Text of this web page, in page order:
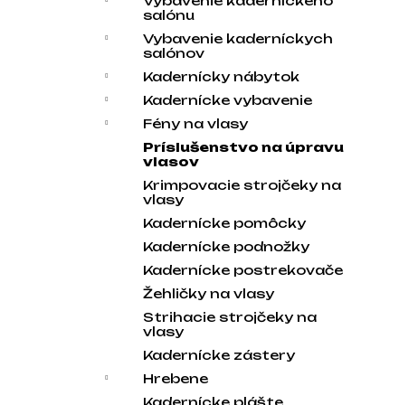
salónu
Vybavenie kaderníckych
salónov
Kadernícky nábytok
Kadernícke vybavenie
Fény na vlasy
Príslušenstvo na úpravu
vlasov
Krimpovacie strojčeky na
vlasy
Kadernícke pomôcky
Kadernícke podnožky
Kadernícke postrekovače
Žehličky na vlasy
Strihacie strojčeky na
vlasy
Kadernícke zástery
Hrebene
Kadernícke plášte